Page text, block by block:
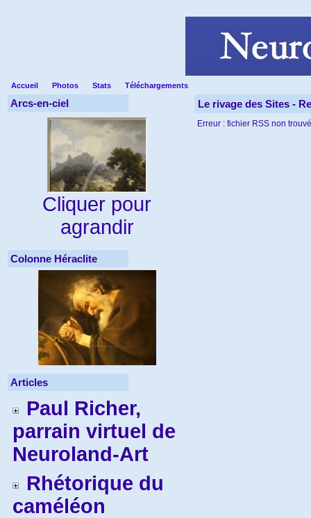
Accueil Photos Stats Téléchargements
Arcs-en-ciel
Cliquer pour
agrandir
Colonne Héraclite
Articles
Paul Richer,
parrain virtuel de
Neuroland-Art
Rhétorique du
caméléon
Le rivage des Sites -
Erreur : fichier RSS non